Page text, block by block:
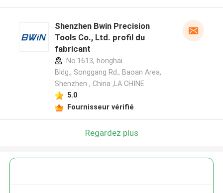
Shenzhen Bwin Precision
Tools Co., Ltd. profil du
fabricant
No.1613, honghai
Bldg., Songgang Rd., Baoan Area,
Shenzhen , China ,LA CHINE
5.0
Fournisseur vérifié
Regardez plus